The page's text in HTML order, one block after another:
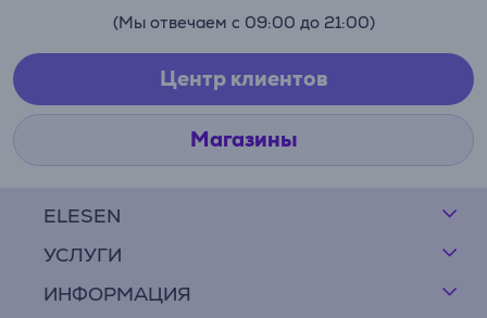
ELESEN
УСЛУГИ
ИНФОРМАЦИЯ
(Мы отвечаем с 09:00 до 21:00)
Центр клиентов
Магазины